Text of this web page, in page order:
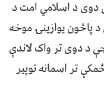
دوی د اسلامي امت د
پاڅون یوازینۍ موخه
د دوی تر واک لاندې
تر اسمانه توپیر